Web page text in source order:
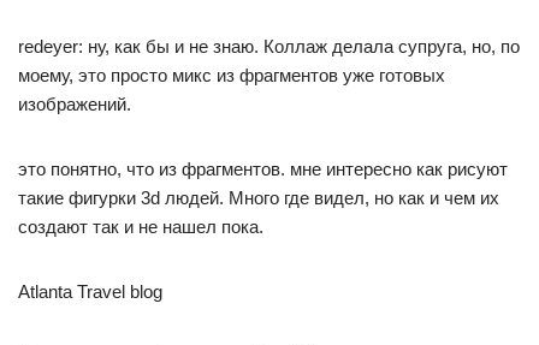
redeyer: ну, как бы и не знаю. Коллаж делала супруга, но, по
моему, это просто микс из фрагментов уже готовых
изображений.
это понятно, что из фрагментов. мне интересно как рисуют
такие фигурки 3d людей. Много где видел, но как и чем их
создают так и не нашел пока.
Atlanta Travel blog